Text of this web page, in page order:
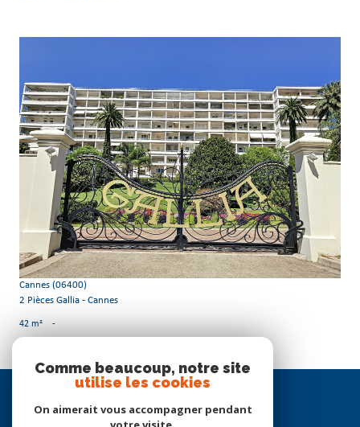
voir le bien
Cannes (06400)
2 Pièces Gallia - Cannes
42 m² -
Se
connecter
Comme beaucoup, notre site
utilise les cookies
On aimerait vous accompagner pendant